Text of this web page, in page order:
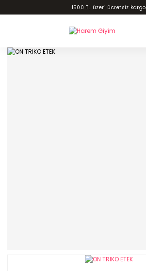
1500 TL üzeri ücretsiz kargo